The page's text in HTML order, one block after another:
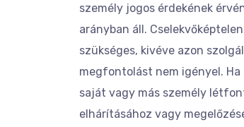
személy jogos érdekének
arányban áll.
szükséges, kivéve azon
megfontolást nem igényel.
saját vagy más személy
elhárításához vagy